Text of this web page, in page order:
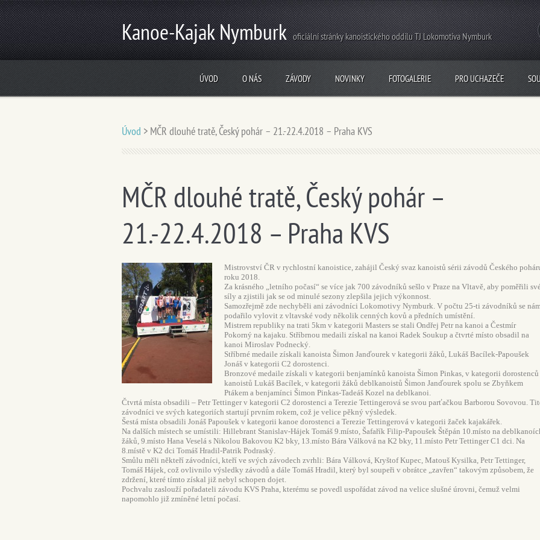
Kanoe-Kajak Nymburk oficiální stránky kanoistického oddílu TJ Lokomotiva Nymburk
ÚVOD O NÁS ZÁVODY NOVINKY FOTOGALERIE PRO UCHAZEČE
Úvod > MČR dlouhé tratě, Český pohár – 21.-22.4.2018 – Praha KVS
MČR dlouhé tratě, Český pohár –
21.-22.4.2018 – Praha KVS
Mistrovství ČR v rychlostní kanoistice, zahájil Český svaz kanoistů sérii závodů Českého
roku 2018.
Za krásného „letního počasí“ se více jak 700 závodníků sešlo v Praze na Vltavě, aby poměřili
síly a zjistili jak se od minulé sezony zlepšila jejich výkonnost.
Samozřejmě zde nechyběli ani závodníci Lokomotivy Nymburk. V počtu 25-ti závodníků se
podařilo vylovit z vltavské vody několik cenných kovů a předních umístění.
Mistrem republiky na trati 5km v kategorii Masters se stali Ondřej Petr na kanoi a Čestmír
Pokorný na kajaku. Stříbrnou medaili získal na kanoi Radek Soukup a čtvrté místo obsadil na
kanoi Miroslav Podnecký.
Stříbrné medaile získali kanoista Šimon Janďourek v kategorii žáků, Lukáš Bacílek-Papoušek
Jonáš v kategorii C2 dorostenci.
Bronzové medaile získali v kategorii benjamínků kanoista Šimon Pinkas, v kategorii dorostenců
kanoistů Lukáš Bacílek, v kategorii žáků deblkanoistů Šimon Janďourek spolu se Zbyňkem
Ptákem a benjamínci Šimon Pinkas-Tadeáš Kozel na deblkanoi.
Čtvrtá místa obsadili – Petr Tettinger v kategorii C2 dorostenci a Terezie Tettingerová se svou parťačkou Barborou Sovovou.
závodníci ve svých kategoriích startují prvním rokem, což je velice pěkný výsledek.
Šestá místa obsadili Jonáš Papoušek v kategorii kanoe dorostenci a Terezie Tettingerová v kategorii žaček kajakářek.
Na dalších místech se umístili: Hillebrant Stanislav-Hájek Tomáš 9.místo, Šafařík Filip-Papoušek Štěpán 10.místo na
žáků, 9.místo Hana Veselá s Nikolou Bakovou K2 bky, 13.místo Bára Válková na K2 bky, 11.místo Petr Tettinger C1 dci. Na
8.místě v K2 dci Tomáš Hradil-Patrik Podraský.
Smůlu měli někteří závodníci, kteří ve svých závodech zvrhli: Bára Válková, Kryštof Kupec, Matouš Kysilka, Petr Tettinger,
Tomáš Hájek, což ovlivnilo výsledky závodů a dále Tomáš Hradil, který byl soupeři v obrátce „zavřen“ takovým způsobem, že
zdržení, které tímto získal již nebyl schopen dojet.
Pochvalu zaslouží pořadateli závodu KVS Praha, kterému se povedl uspořádat závod na velice slušné úrovni, čemuž velmi
napomohlo již zmíněné letní počasí.